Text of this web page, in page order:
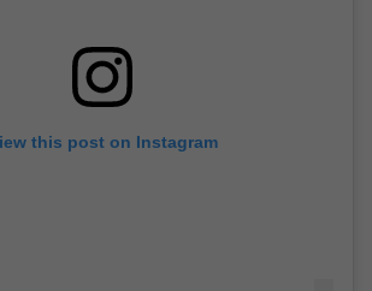
this post on Instagram